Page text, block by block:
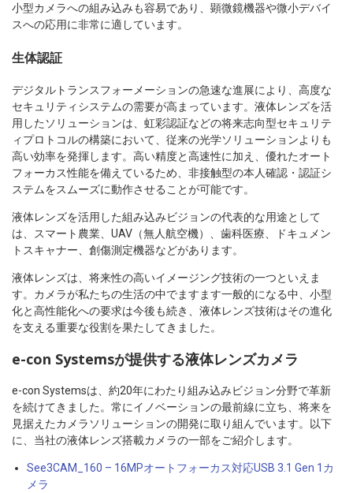
小型カメラへの組み込みも容易であり、顕微鏡機器や微小デバイ
スへの応用に非常に適しています。
生体認証
デジタルトランスフォーメーションの急速な進展により、高度な
セキュリティシステムの需要が高まっています。液体レンズを活
用したソリューションは、虹彩認証などの将来志向型セキュリテ
ィプロトコルの構築において、従来の光学ソリューションよりも
高い効率を発揮します。高い精度と高速性に加え、優れたオート
フォーカス性能を備えているため、非接触型の本人確認・認証シ
ステムをスムーズに動作させることが可能です。
液体レンズを活用した組み込みビジョンの代表的な用途として
は、スマート農業、UAV（無人航空機）、歯科医療、ドキュメン
トスキャナー、創傷測定機器などがあります。
液体レンズは、将来性の高いイメージング技術の一つといえま
す。カメラが私たちの生活の中でますます一般的になる中、小型
化と高性能化への要求は今後も続き、液体レンズ技術はその進化
を支える重要な役割を果たしてきました。
e-con Systemsが提供する液体レンズカメラ
e-con Systemsは、約20年にわたり組み込みビジョン分野で革新
を続けてきました。常にイノベーションの最前線に立ち、将来を
見据えたカメラソリューションの開発に取り組んでいます。以下
に、当社の液体レンズ搭載カメラの一部をご紹介します。
See3CAM_160 – 16MPオートフォーカス対応USB 3.1 Gen 1カ
メラ